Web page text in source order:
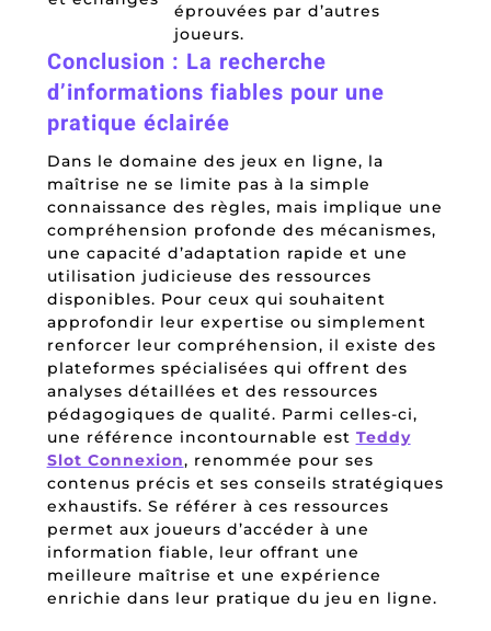
éprouvées par d’autres
joueurs.
Conclusion : La recherche
d’informations fiables pour une
pratique éclairée
Dans le domaine des jeux en ligne, la
maîtrise ne se limite pas à la simple
connaissance des règles, mais implique une
compréhension profonde des mécanismes,
une capacité d’adaptation rapide et une
utilisation judicieuse des ressources
disponibles. Pour ceux qui souhaitent
approfondir leur expertise ou simplement
renforcer leur compréhension, il existe des
plateformes spécialisées qui offrent des
analyses détaillées et des ressources
pédagogiques de qualité. Parmi celles-ci,
une référence incontournable est Teddy
Slot Connexion, renommée pour ses
contenus précis et ses conseils stratégiques
exhaustifs. Se référer à ces ressources
permet aux joueurs d’accéder à une
information fiable, leur offrant une
meilleure maîtrise et une expérience
enrichie dans leur pratique du jeu en ligne.